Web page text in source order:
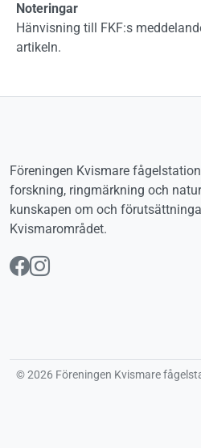
Noteringar
Hänvisning till FKF:s
artikeln.
Föreningen Kvismare
forskning, ringmärkning och
kunskapen om och
Kvismarområdet.
Följ oss på
Följ oss på
© 2026 Föreningen Kvismare